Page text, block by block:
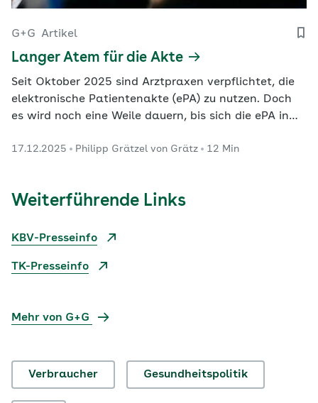
G+G Artikel
Langer Atem für die Akte
Seit Oktober 2025 sind Arztpraxen verpflichtet, die
elektronische Patientenakte (ePA) zu nutzen. Doch
es wird noch eine Weile dauern, bis sich die ePA in
dem elektronischen Rezept gelungen ist.
17.12.2025 Philipp Grätzel von Grätz 12 Min
Weiterführende Links
KBV-Presseinfo
TK-Presseinfo
Mehr von G+G
Verbraucher Gesundheitspolitik